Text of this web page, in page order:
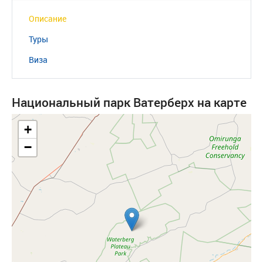
Описание
Туры
Виза
Национальный парк Ватерберх на карте
+
−